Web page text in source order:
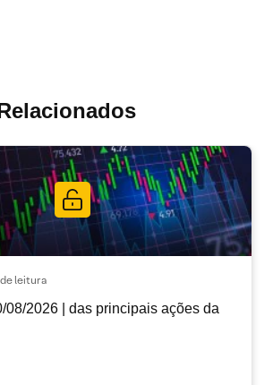
de leitura
08/2026 | das principais ações da